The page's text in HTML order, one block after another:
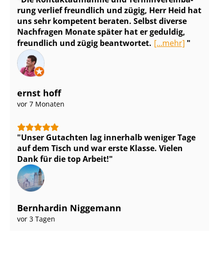
rung verlief freundlich und zügig, Herr Heid hat
uns sehr kompetent beraten. Selbst diverse
Nachfragen Monate später hat er geduldig,
freundlich und zügig beantwortet. [...mehr]
ernst hoff
vor 7 Monaten
Unser Gutachten lag innerhalb weniger Tage
auf dem Tisch und war erste Klasse. Vielen
Dank für die top Arbeit!
Bernhardin Niggemann
vor 3 Tagen